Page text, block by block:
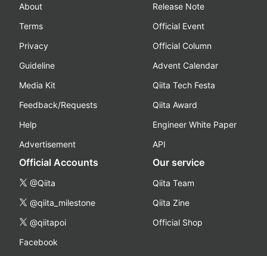
About
Terms
Privacy
Guideline
Media Kit
Feedback/Requests
Help
Advertisement
Release Note
Official Event
Official Column
Advent Calendar
Qiita Tech Festa
Qiita Award
Engineer White Paper
API
Official Accounts
@Qiita
@qiita_milestone
@qiitapoi
Facebook
Our service
Qiita Team
Qiita Zine
Official Shop